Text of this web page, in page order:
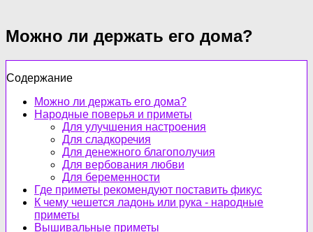
Можно ли держать его дома?
Содержание
Можно ли держать его дома?
Народные поверья и приметы
Для улучшения настроения
Для сладкоречия
Для денежного благополучия
Для вербования любви
Для беременности
Где приметы рекомендуют поставить фикус
К чему чешется ладонь или рука - народные
приметы
Вышивальные приметы